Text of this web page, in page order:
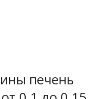
печень